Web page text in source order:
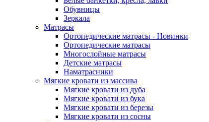
Обувницы
Зеркала
Матрасы
Ортопедические матрасы - Новинки
Ортопедические матрасы
Многослойные матрасы
Детские матрасы
Наматрасники
Мягкие кровати из массива
Мягкие кровати из дуба
Мягкие кровати из бука
Мягкие кровати из березы
Мягкие кровати из сосны